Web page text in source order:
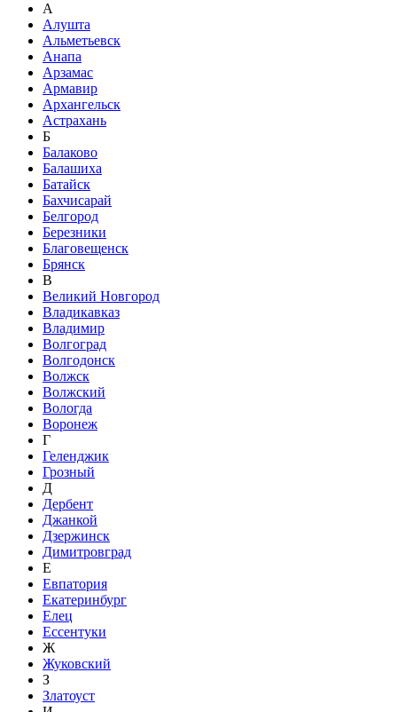
А
Алушта
Альметьевск
Анапа
Арзамас
Армавир
Архангельск
Астрахань
Б
Балаково
Балашиха
Батайск
Бахчисарай
Белгород
Березники
Благовещенск
Брянск
В
Великий Новгород
Владикавказ
Владимир
Волгоград
Волгодонск
Волжск
Волжский
Вологда
Воронеж
Г
Геленджик
Грозный
Д
Дербент
Джанкой
Дзержинск
Димитровград
Е
Евпатория
Екатеринбург
Елец
Ессентуки
Ж
Жуковский
З
Златоуст